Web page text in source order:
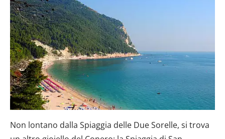
Non lontano dalla Spiaggia delle Due Sorelle, si trova